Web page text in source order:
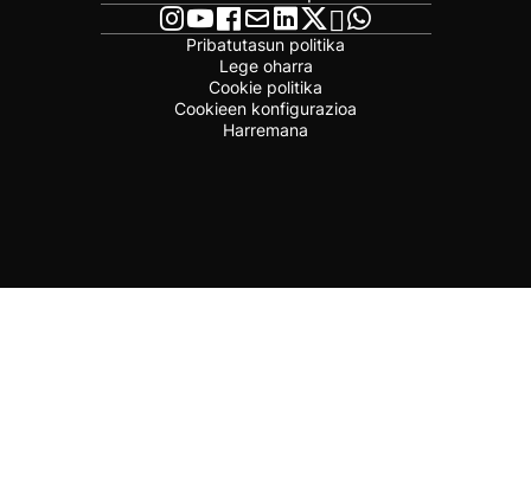
Pribatutasun politika
Lege oharra
Cookie politika
Cookieen konfigurazioa
Harremana